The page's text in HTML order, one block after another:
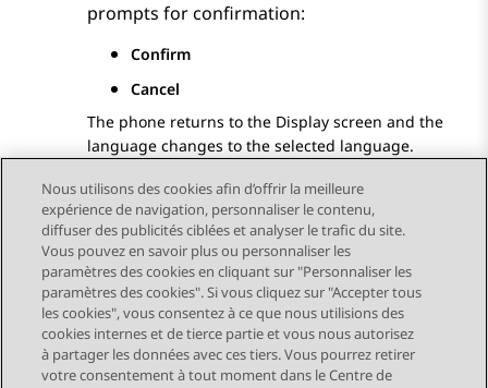
prompts for confirmation:
Confirm
Cancel
The phone returns to the Display screen and the
language changes to the selected language.
Send Feedback
Navigation par sujet
Sujet précédent Sujet suivant
Nous utilisons des cookies afin d’offrir la meilleure
expérience de navigation, personnaliser le contenu,
diffuser des publicités ciblées et analyser le trafic du site.
Vous pouvez en savoir plus ou personnaliser les
paramètres des cookies en cliquant sur "Personnaliser les
paramètres des cookies". Si vous cliquez sur "Accepter tous
les cookies", vous consentez à ce que nous utilisions des
cookies internes et de tierce partie et vous nous autorisez
à partager les données avec ces tiers. Vous pourrez retirer
votre consentement à tout moment dans le Centre de